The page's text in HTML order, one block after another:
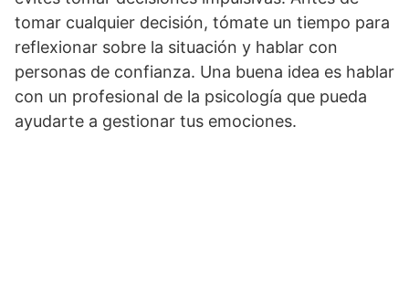
tomar cualquier decisión, tómate un tiempo para
reflexionar sobre la situación y hablar con
personas de confianza. Una buena idea es hablar
con un profesional de la psicología que pueda
ayudarte a gestionar tus emociones.